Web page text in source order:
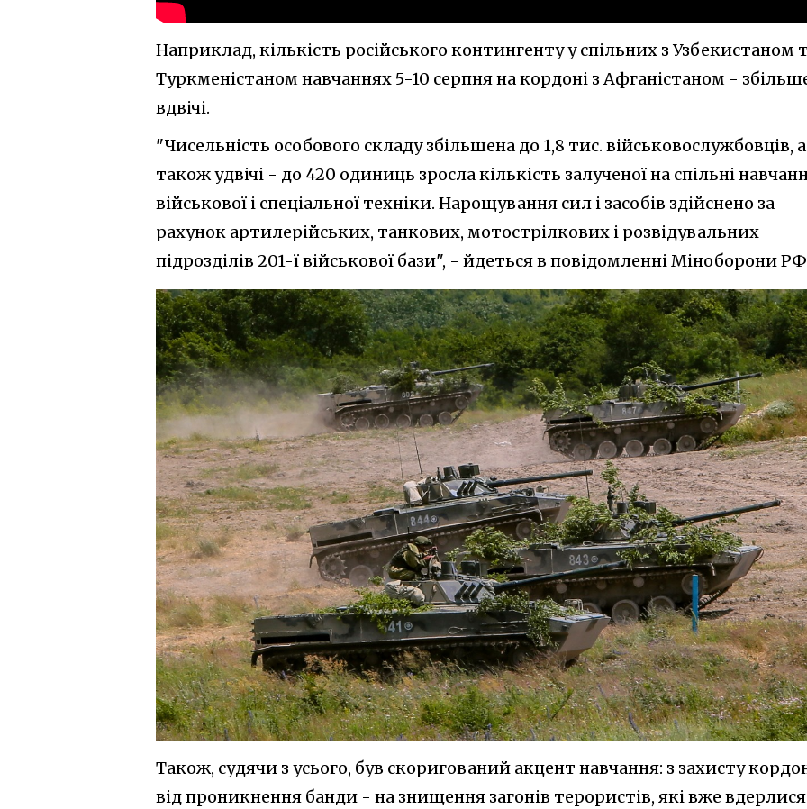
Наприклад, кількість російського контингенту у спільних з Узбекистаном
Туркменістаном навчаннях 5-10 серпня на кордоні з Афганістаном -
вдвічі.
"Чисельність особового складу збільшена до 1,8 тис. військовослужбовців, а
також удвічі - до 420 одиниць зросла кількість залученої на спільні
військової і спеціальної техніки. Нарощування сил і засобів здійснено за
рахунок артилерійських, танкових, мотострілкових і розвідувальних
підрозділів 201-ї військової бази", - йдеться в повідомленні Міноборони
Також, судячи з усього, був скоригований акцент навчання: з захисту
від проникнення банди - на знищення загонів терористів, які вже